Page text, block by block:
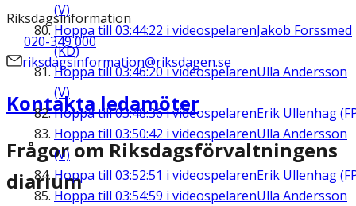
(V)
Hoppa till 03:44:22 i videospelarenJakob Forssmed
(KD)
Hoppa till03:46:20i videospelarenUlla Andersson
(V)
Hoppa till03:48:36i videospelarenErik Ullenhag
Hoppa till 03:50:42 i videospelarenUlla Andersson
(V)
Hoppa till 03:52:51 i videospelarenErik Ullenhag
Hoppa till 03:54:59 i videospelarenUlla Andersson
Riksdagsinformation
020-349 000
riksdagsinformation@riksdagen.se
Kontakta ledamöter
Frågor om Riksdagsförvaltningens
diarium